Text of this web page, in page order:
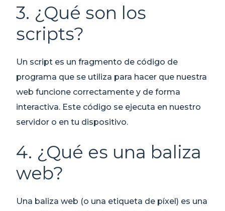
3. ¿Qué son los
scripts?
Un script es un fragmento de código de
programa que se utiliza para hacer que nuestra
web funcione correctamente y de forma
interactiva. Este código se ejecuta en nuestro
servidor o en tu dispositivo.
4. ¿Qué es una baliza
web?
Una baliza web (o una etiqueta de píxel) es una